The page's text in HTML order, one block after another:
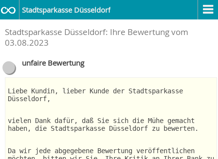
Stadtsparkasse Düsseldorf
Stadtsparkasse Düsseldorf: Ihre Bewertung vom
03.08.2023
unfaire Bewertung
Liebe Kundin, lieber Kunde der Stadtsparkasse
Düsseldorf,
vielen Dank dafür, daß Sie sich die Mühe gemacht
haben, die Stadtsparkasse Düsseldorf zu bewerten.
Da wir jede abgegebene Bewertung veröffentlichen